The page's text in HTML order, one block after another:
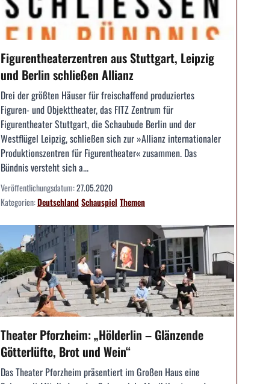
Figurentheaterzentren aus Stuttgart, Leipzig
und Berlin schließen Allianz
Drei der größten Häuser für freischaffend produziertes
Figuren- und Objekttheater, das FITZ Zentrum für
Figurentheater Stuttgart, die Schaubude Berlin und der
Westflügel Leipzig, schließen sich zur »Allianz internationaler
Produktionszentren für Figurentheater« zusammen. Das
Bündnis versteht sich a...
Veröffentlichungsdatum:27.05.2020
Kategorien:DeutschlandSchauspiel Themen
Theater Pforzheim: „Hölderlin – Glänzende
Götterlüfte, Brot und Wein“
Das Theater Pforzheim präsentiert im Großen Haus eine